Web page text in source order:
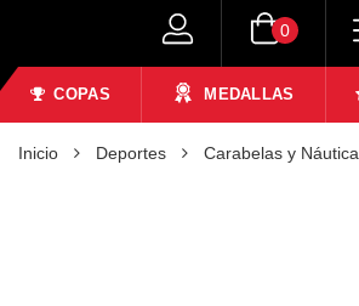
0
COPAS MEDALLAS
Inicio Deportes Carabelas y Náutica